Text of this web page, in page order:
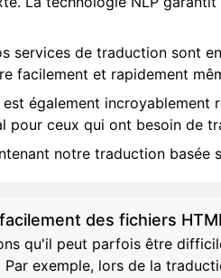
services de traduction sont
facilement et rapidement
également incroyablement
pour ceux qui ont besoin de
notre traduction
des fichiers
qu'il peut parfois être
Par exemple, lors de la